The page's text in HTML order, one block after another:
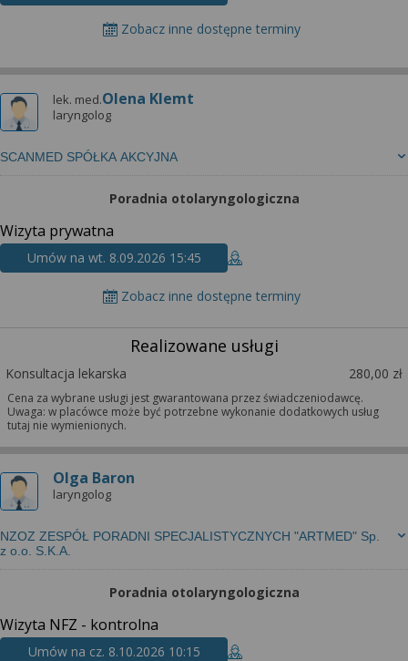
Zobacz inne dostępne terminy
lek. med.Olena Klemt
laryngolog
SCANMED SPÓŁKA AKCYJNA
Poradnia otolaryngologiczna
Wizyta prywatna
Umów na wt. 8.09.2026 15:45
Zobacz inne dostępne terminy
Realizowane usługi
Konsultacja lekarska 280,00 zł
Cena za wybrane usługi jest gwarantowana przez świadczeniodawcę.
Uwaga: w placówce może być potrzebne wykonanie dodatkowych usług
tutaj nie wymienionych.
Olga Baron
laryngolog
NZOZ ZESPÓŁ PORADNI SPECJALISTYCZNYCH "ARTMED" Sp.
z o.o. S.K.A.
Poradnia otolaryngologiczna
Wizyta NFZ - kontrolna
Umów na cz. 8.10.2026 10:15